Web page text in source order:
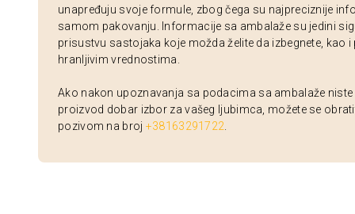
unapređuju svoje formule, zbog čega su najpreciznije
samom pakovanju. Informacije sa ambalaže su jedini
prisustvu sastojaka koje možda želite da izbegnete, kao
hranljivim vrednostima.
Ako nakon upoznavanja sa podacima sa ambalaže niste
proizvod dobar izbor za vašeg ljubimca, možete se
pozivom na broj +38163291722